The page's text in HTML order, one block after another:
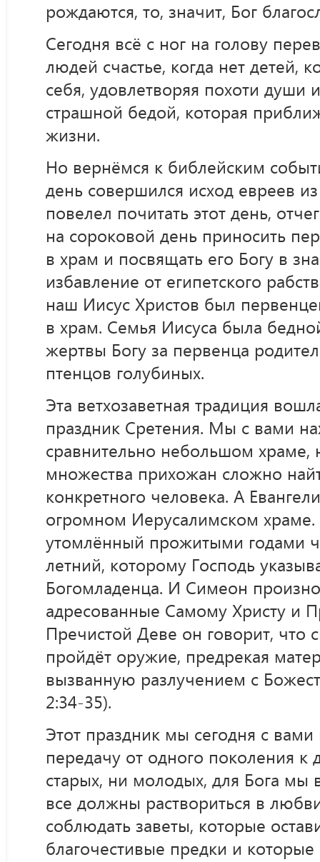
рождаются, то, значит, Бог
Сегодня всё с ног на голову
людей счастье, когда нет детей,
себя, удовлетворяя похоти души
страшной бедой, которая
жизни.
Но вернёмся к библейским
день совершился исход евреев из
повелел почитать этот день,
на сороковой день приносить
в храм и посвящать его Богу в
избавление от египетского
наш Иисус Христов был
в храм. Семья Иисуса была
жертвы Богу за первенца
птенцов голубиных.
Эта ветхозаветная традиция
праздник Сретения. Мы с вами
сравнительно небольшом храме,
множества прихожан сложно
конкретного человека. А
огромном Иерусалимском храме.
утомлённый прожитыми годами
летний, которому Господь
Богомладенца. И Симеон
адресованные Самому Христу и
Пречистой Деве он говорит, что
пройдёт оружие, предрекая
вызванную разлучением с
2:34-35).
Этот праздник мы сегодня с
передачу от одного поколения к
старых, ни молодых, для Бога
все должны раствориться в
соблюдать заветы, которые
благочестивые предки и которые